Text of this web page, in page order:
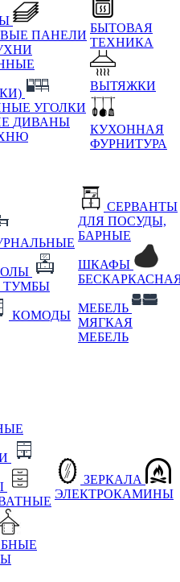
ПАНЕЛИ
УГОЛКИ
ДИВАНЫ
БЫТОВАЯ
ТЕХНИКА
ВЫТЯЖКИ
КУХОННАЯ
ФУРНИТУРА
ТУМБЫ
КОМОДЫ
СЕРВАНТЫ
ДЛЯ ПОСУДЫ,
БАРНЫЕ
ШКАФЫ
МЕБЕЛЬ
МЯГКАЯ
МЕБЕЛЬ
ЗЕРКАЛА
ЭЛЕКТРОКАМИНЫ